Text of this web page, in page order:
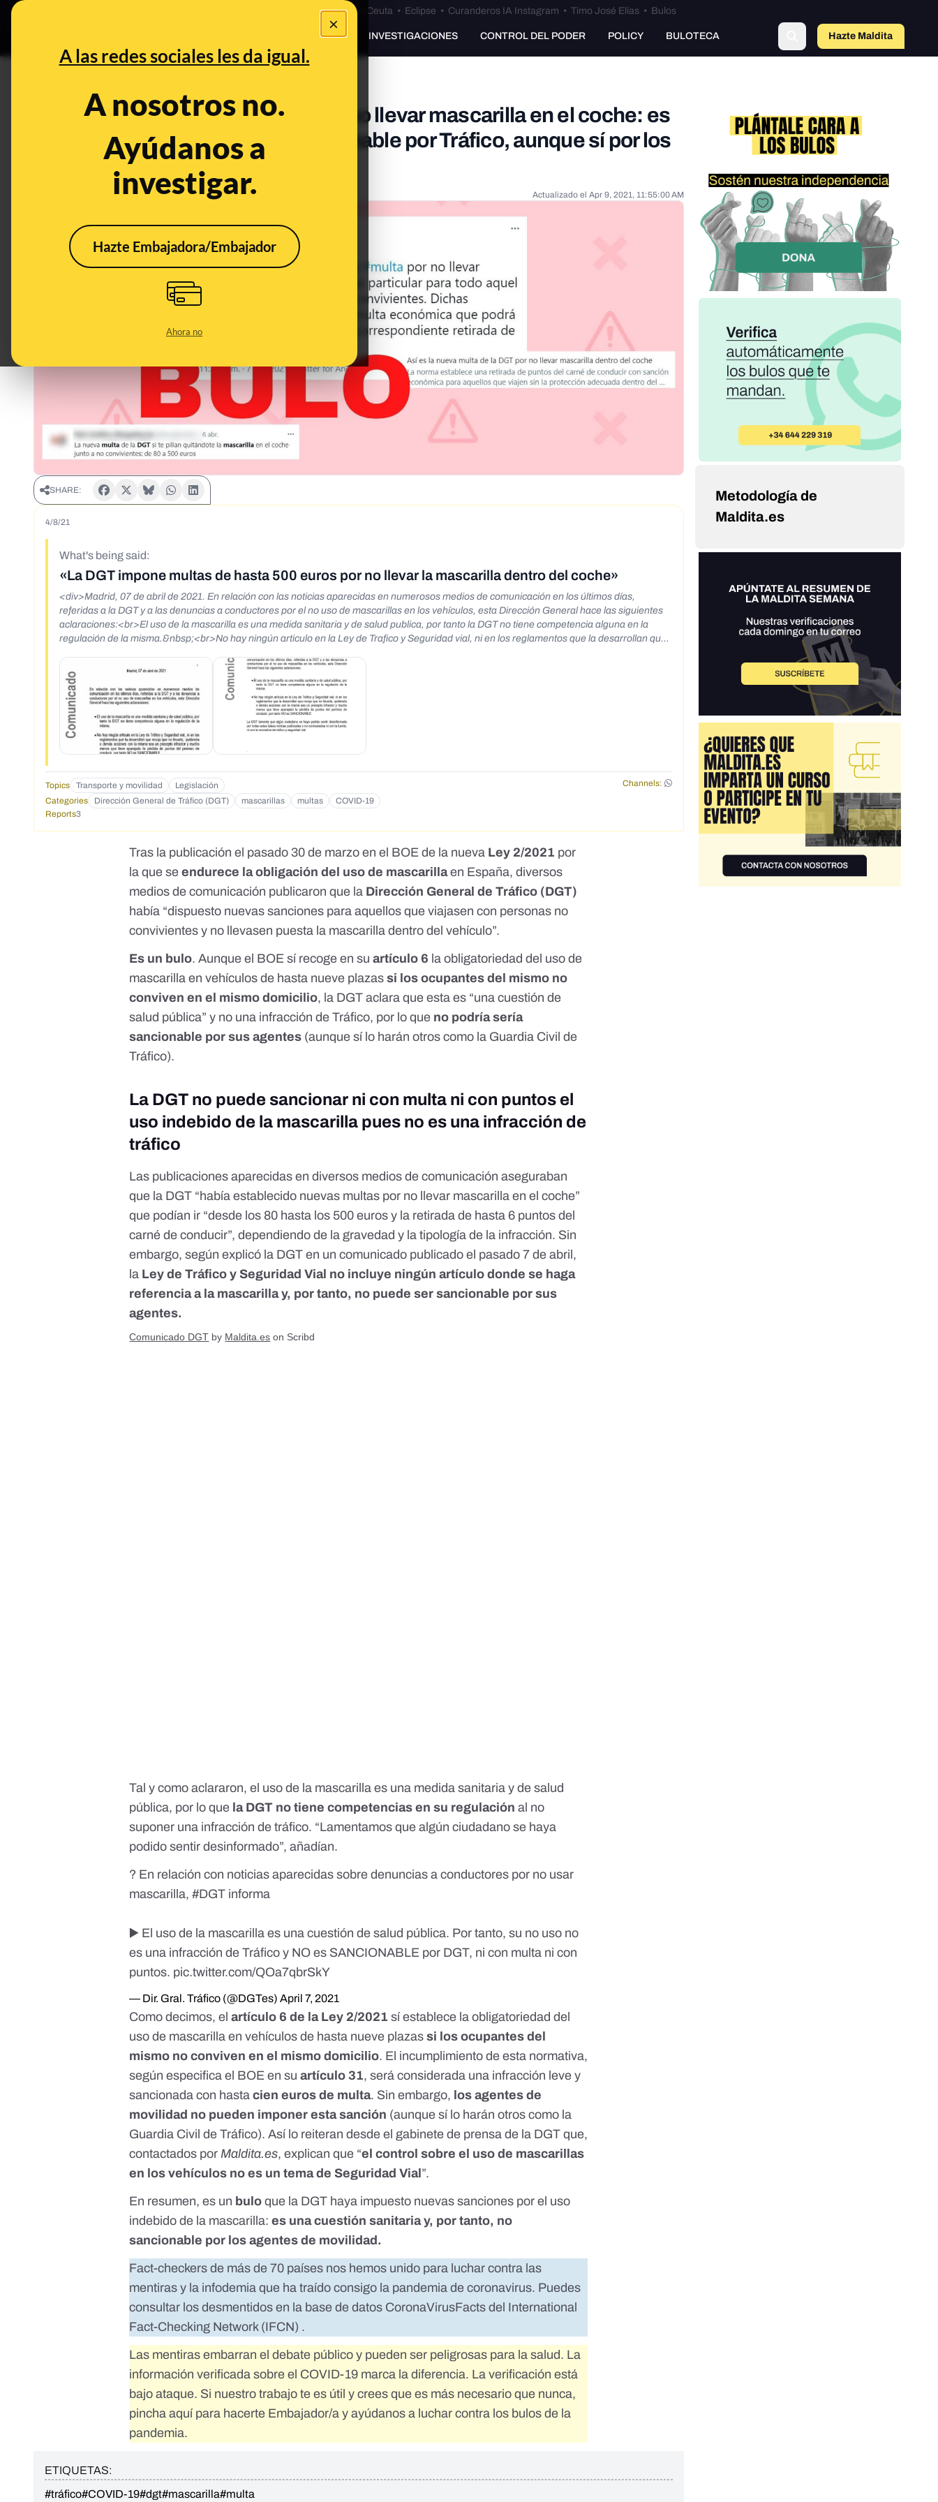
×
A las redes sociales les da igual.
A nosotros no.
Ayúdanos a
investigar.
Hazte Embajadora/Embajador
Ahora no
Especial Ceuta•Bulos Ceuta • Eclipse • Curanderos IA Instagram • Timo José Elías • Bulos
PREBUNKING INVESTIGACIONES CONTROL DEL PODER POLICY BULOTECA Hazte Maldito
a
No, la DGT no puede multarte por no llevar mascarilla en el coche: es
una cuestión sanitaria y no sancionable por Tráfico, aunque sí por los
cuerpos de seguridad
Apr 8, 2021, 12:47:36 PM Actualizado el Apr 9, 2021, 11:55:00 AM
SHARE:
4/8/21
What's being said:
«La DGT impone multas de hasta 500 euros por no llevar la mascarilla dentro del coche»
<div>Madrid, 07 de abril de 2021. En relación con las noticias aparecidas en numerosos medios de comunicación en los últimos días,
referidas a la DGT y a las denuncias a conductores por el no uso de mascarillas en los vehículos, esta Dirección General hace las siguientes
aclaraciones:<br>El uso de la mascarilla es una medida sanitaria y de salud publica, por tanto la DGT no tiene competencia alguna en la
regulación de la misma.&nbsp;<br>No hay ningún articulo en la Ley de Trafico y Seguridad vial, ni en los reglamentos que la desarrollan que
puntos del permiso de conducir, por tanto NO es SANCIONABLE. La DGT lamenta que algún ciudadano se haya podido sentir desinformado
por todas estas falsas noticias publicadas y no contrastadas ni con la fuente, ni con la normativa de trafico y seguridad vial.&nbsp;</div>
Topics Transporte y movilidad Legislación
Channels:
Categories
Dirección General de Tráfico (DGT) mascarillas multas
COVID-19
Reports3
Tras la publicación el pasado 30 de marzo en el BOE de la nueva Ley 2/2021 por
la que seendurece la obligación del uso de mascarillaen España, diversos
medios de comunicación publicaron que la Dirección General de Tráfico (DGT)
había “dispuesto nuevas sanciones para aquellos que viajasen con personas no
convivientes y no llevasen puesta la mascarilla dentro del vehículo”.
Es un bulo. Aunque el BOE sí recoge en suartículo 6 la obligatoriedad del uso de
mascarilla en vehículos de hasta nueve plazassi los ocupantes del mismo no
conviven en el mismo domicilio, la DGT aclara que esta es “una cuestión de
salud pública” y no una infracción de Tráfico, por lo que no podría sería
sancionable por sus agentes (aunque sí lo harán otros como la Guardia Civil de
Tráfico).
La DGT no puede sancionar ni con multa ni con puntos el
uso indebido de la mascarilla pues no es una infracción de
tráfico
Las publicaciones aparecidas en diversos medios de comunicación aseguraban
que la DGT “había establecido nuevas multas por no llevar mascarilla en el coche”
que podían ir “desde los 80 hasta los 500 euros y la retirada de hasta 6 puntos del
carné de conducir”, dependiendo de la gravedad y la tipología de la infracción. Sin
embargo, según explicó la DGT en uncomunicado publicado el pasado 7 de abril ,
la Ley de Tráfico y Seguridad Vial no incluye ningún artículo donde se haga
referencia a la mascarilla y, por tanto, no puede ser sancionable por sus
agentes.
Comunicado DGT by Maldita.es on Scribd
Tal y como aclararon, el uso de la mascarilla es una medida sanitaria y de salud
pública, por lo que la DGT no tiene competencias en su regulación al no
suponer una infracción de tráfico. “Lamentamos que algún ciudadano se haya
podido sentir desinformado”, añadían.
? En relación con noticias aparecidas sobre denuncias a conductores por no usar
mascarilla,#DGT informa
▶️ El uso de la mascarilla es una cuestión de salud pública. Por tanto, su no uso no
es una infracción de Tráfico y NO es SANCIONABLE por DGT, ni con multa ni con
puntos. pic.twitter.com/QOa7qbrSkY
— Dir. Gral. Tráfico (@DGTes)April 7, 2021
Como decimos, elartículo 6 de la Ley 2/2021 sí establece la obligatoriedad del
uso de mascarilla en vehículos de hasta nueve plazassi los ocupantes del
mismo no conviven en el mismo domicilio. El incumplimiento de esta normativa,
según especifica el BOE en suartículo 31, será considerada una infracción leve y
sancionada con hastacien euros de multa. Sin embargo, los agentes de
movilidad no pueden imponer esta sanción (aunque sí lo harán otros como la
Guardia Civil de Tráfico). Así lo reiteran desde el gabinete de prensa de la DGT que,
contactados porMaldita.es, explican que “el control sobre el uso de mascarillas
en los vehículos no es un tema de Seguridad Vial ”.
En resumen, es un bulo que la DGT haya impuesto nuevas sanciones por el uso
indebido de la mascarilla:es una cuestión sanitaria y, por tanto, no
sancionable por los agentes de movilidad.
Fact-checkers de más de 70 países nos hemos unido para luchar contra las
mentiras y la infodemia que ha traído consigo la pandemia de coronavirus. Puedes
consultar los desmentidos en la base de datos CoronaVirusFacts del International
Fact-Checking Network (IFCN) .
Las mentiras embarran el debate público y pueden ser peligrosas para la salud. La
información verificada sobre el COVID-19 marca la diferencia. La verificación está
bajo ataque. Si nuestro trabajo te es útil y crees que es más necesario que nunca,
pincha aquí para hacerte Embajador/a y ayúdanos a luchar contra los bulos de la
pandemia.
ETIQUETAS:
#tráfico#COVID-19#dgt#mascarilla#multa
Metodología de
Maldita.es